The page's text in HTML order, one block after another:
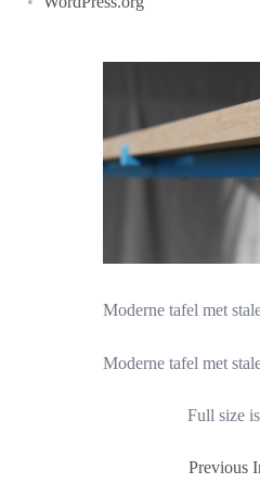
Moderne tafel met
Moderne tafel met
Full size is
Previous